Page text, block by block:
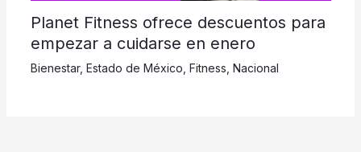
Planet Fitness ofrece descuentos para
empezar a cuidarse en enero
Bienestar, Estado de México, Fitness, Nacional